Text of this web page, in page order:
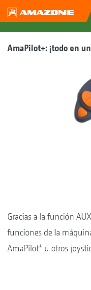
AmaPilot+: ¡todo en
Gracias a la función
funciones de la
AmaPilot+ u otros